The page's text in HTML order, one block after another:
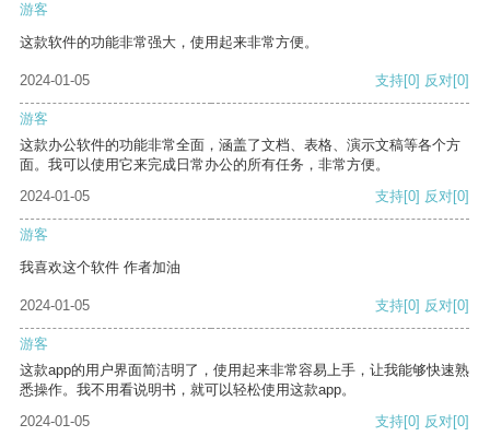
游客
这款软件的功能非常强大，使用起来非常方便。
2024-01-05 支持[0] 反对[0]
游客
这款办公软件的功能非常全面，涵盖了文档、表格、演示文稿等各个方
面。我可以使用它来完成日常办公的所有任务，非常方便。
2024-01-05
支持[0] 反对[0]
游客
我喜欢这个软件 作者加油
2024-01-05 支持[0] 反对[0]
游客
这款app的用户界面简洁明了，使用起来非常容易上手，让我能够快速熟
悉操作。我不用看说明书，就可以轻松使用这款app。
2024-01-05
支持[0] 反对[0]